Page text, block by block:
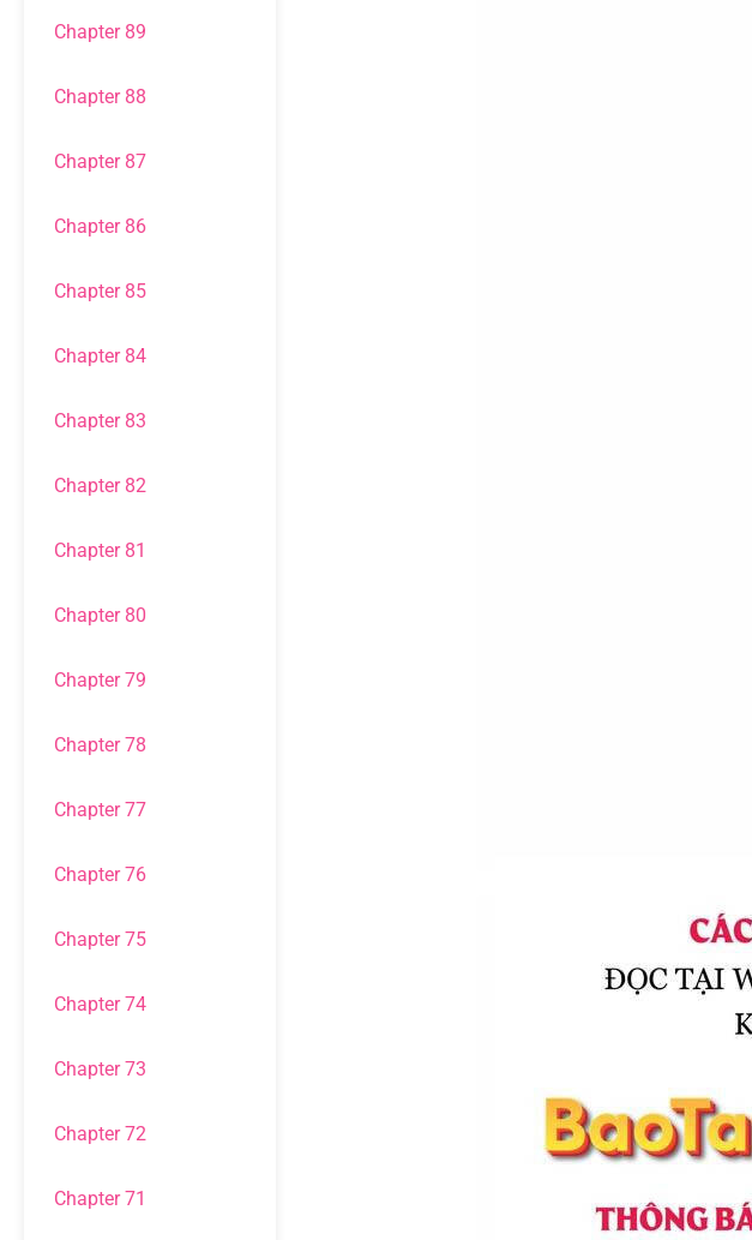
Chapter 89
Chapter 88
Chapter 87
Chapter 86
Chapter 85
Chapter 84
Chapter 83
Chapter 82
Chapter 81
Chapter 80
Chapter 79
Chapter 78
Chapter 77
Chapter 76
Chapter 75
Chapter 74
Chapter 73
Chapter 72
Chapter 71